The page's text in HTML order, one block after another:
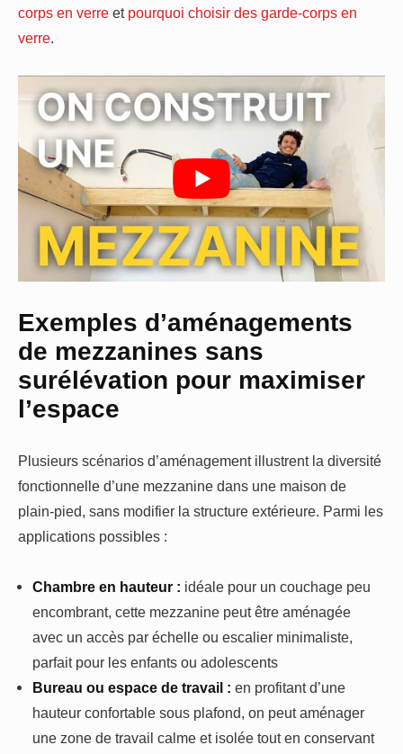
corps en verre et pourquoi choisir des garde-corps en
verre
Exemples d’aménagements
de mezzanines sans
surélévation pour maximiser
l’espace
Plusieurs scénarios d’aménagement illustrent la diversité
fonctionnelle d’une mezzanine dans une maison de
plain-pied, sans modifier la structure extérieure. Parmi les
applications possibles :
Chambre en hauteur : idéale pour un couchage peu
encombrant, cette mezzanine peut être aménagée
avec un accès par échelle ou escalier minimaliste,
parfait pour les enfants ou adolescents
Bureau ou espace de travail : en profitant d’une
hauteur confortable sous plafond, on peut aménager
une zone de travail calme et isolée tout en conservant